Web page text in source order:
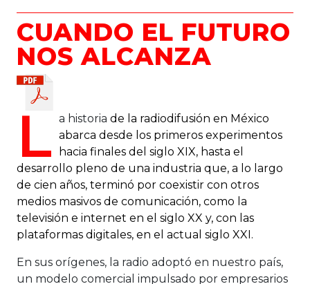
CUANDO EL FUTURO
NOS ALCANZA
L a historia de la radiodifusión en México
abarca desde los primeros experimentos
hacia finales del siglo XIX, hasta el
desarrollo pleno de una industria que, a lo largo
de cien años, terminó por coexistir con otros
medios masivos de comunicación, como la
televisión e internet en el siglo XX y, con las
plataformas digitales, en el actual siglo XXI.
En sus orígenes, la radio adoptó en nuestro país,
un modelo comercial impulsado por empresarios